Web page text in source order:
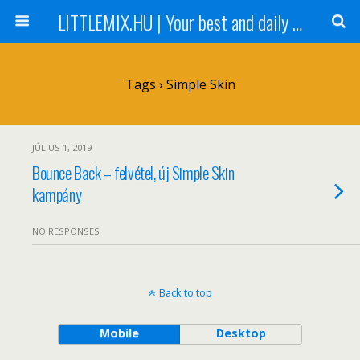
LITTLEMIX.HU | Your best and daily updated fansite about Little Mix
Tags › Simple Skin
JÚLIUS 1, 2019
Bounce Back – felvétel, új Simple Skin
kampány
NO RESPONSES
Back to top
Mobile Desktop